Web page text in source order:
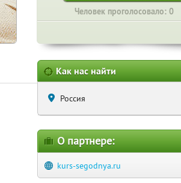
Человек проголосовало: 0
Как нас найти
Россия
О партнере:
kurs-segodnya.ru